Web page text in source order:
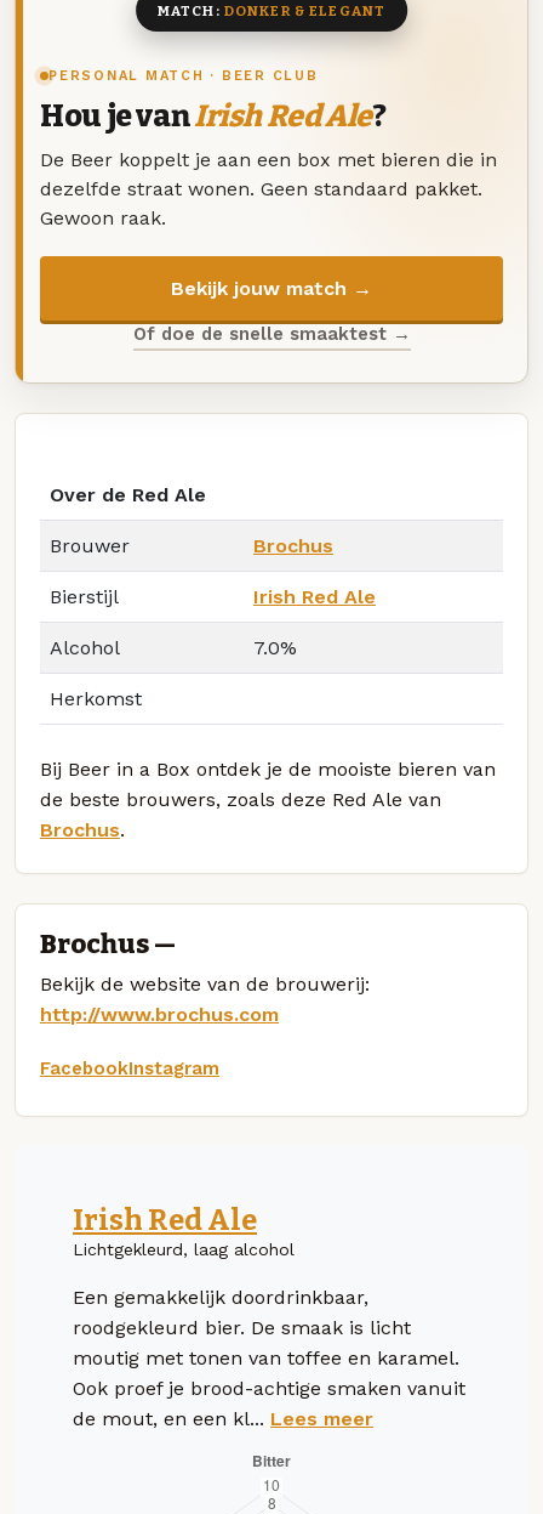
PERSONAL MATCH · BEER CLUB
Hou je vanIrish Red Ale?
De Beer koppelt je aan een box met bieren die in
dezelfde straat wonen. Geen standaard pakket.
Gewoon raak.
Bekijk jouw match →
Of doe de snelle smaaktest →
MATCH: DONKER & ELEGANT
Over de Red Ale
Brouwer Brochus
Bierstijl Irish Red Ale
Alcohol 7.0%
Herkomst
Bij Beer in a Box ontdek je de mooiste bieren van
de beste brouwers, zoals deze Red Ale van
Brochus.
Brochus —
Bekijk de website van de brouwerij:
http://www.brochus.com
FacebookInstagram
Irish Red Ale
Lichtgekleurd, laag alcohol
Een gemakkelijk doordrinkbaar,
roodgekleurd bier. De smaak is licht
moutig met tonen van toffee en karamel.
Ook proef je brood-achtige smaken vanuit
de mout, en een kl... Lees meer